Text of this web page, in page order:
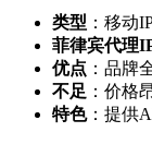
类型 ：移动
菲律宾代理
优点 ：品牌
不足 ：价格
特色：提供